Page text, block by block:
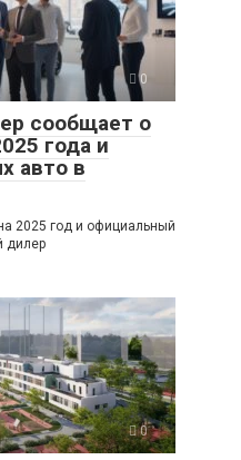
0
сообщает о
года и
авто в
2025 год и официальный
дилер
0